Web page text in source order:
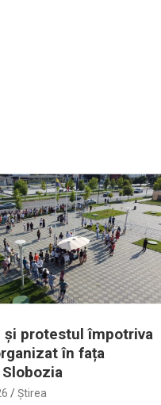
și protestul împotriva
în fața
Ştirea